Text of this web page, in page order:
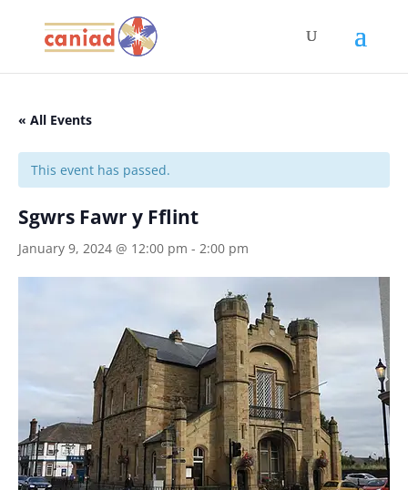
« All Events
This event has passed.
Sgwrs Fawr y Fflint
January 9, 2024 @ 12:00 pm - 2:00 pm